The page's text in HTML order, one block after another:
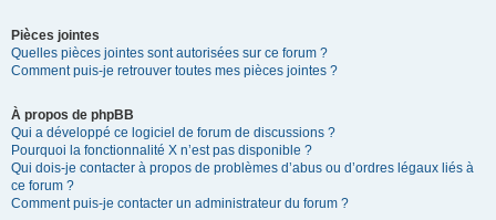
Pièces jointes
Quelles pièces jointes sont autorisées sur ce forum ?
Comment puis-je retrouver toutes mes pièces jointes ?
À propos de phpBB
Qui a développé ce logiciel de forum de discussions ?
Pourquoi la fonctionnalité X n’est pas disponible ?
Qui dois-je contacter à propos de problèmes d’abus ou d’ordres légaux liés à
ce forum ?
Comment puis-je contacter un administrateur du forum ?